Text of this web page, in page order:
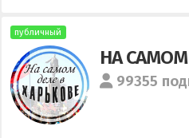
публичный
НА САМОМ
99355